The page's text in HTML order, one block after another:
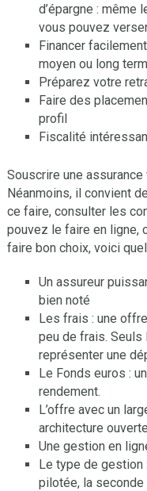
d’épargne :
vous pouvez
Financer
moyen ou long
Préparez votre
Faire des
profil
Fiscalité
Souscrire une
Néanmoins, il convient
ce faire, consulter les
pouvez le faire en ligne,
faire bon choix, voici
Un assureur
bien noté
Les frais : une
peu de frais.
représenter une
Le Fonds euros :
rendement.
L’offre avec un
architecture ouverte
Une gestion en
Le type de
pilotée, la